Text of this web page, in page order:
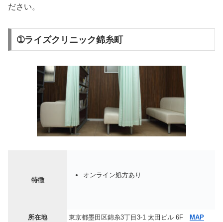
ださい。
➀ライズクリニック錦糸町
特徴
オンライン処方あり
所在地 東京都墨田区錦糸3丁目3-1 太田ビル 6F MAP